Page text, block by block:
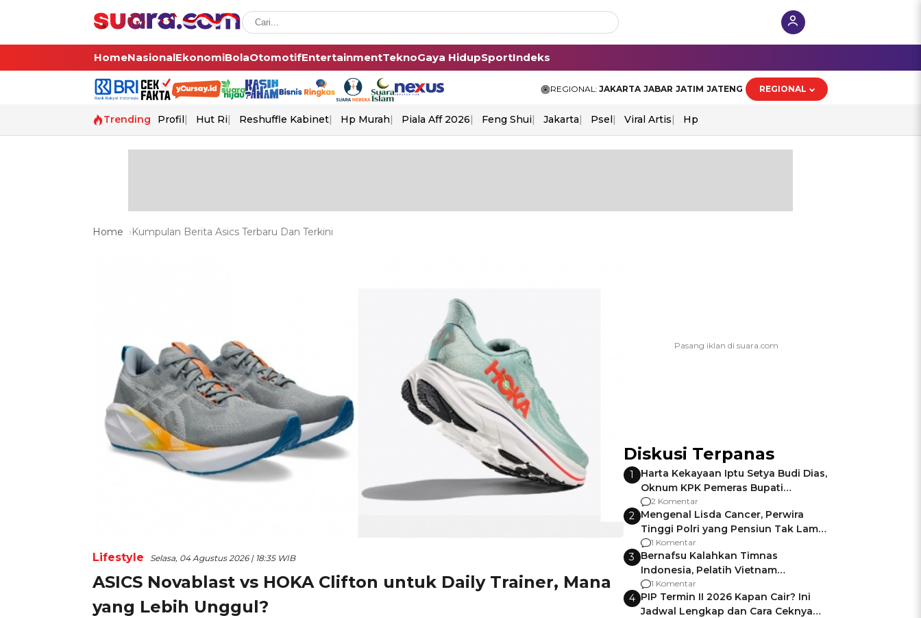
HomeNasionalEkonomiBolaOtomotifEntertainmentTeknoGaya HidupSportIndeks
REGIONAL: JAKARTA JABAR JATIM JATENG REGIONAL
Trending Profil Hut Ri Reshuffle Kabinet Hp Murah Piala Aff 2026 Feng Shui Jakarta Psel Viral Artis Hp
Home Kumpulan Berita Asics Terbaru Dan Terkini
Lifestyle Selasa, 04 Agustus 2026 | 18:35 WIB
ASICS Novablast vs HOKA Clifton untuk Daily Trainer, Mana
yang Lebih Unggul?
Diskusi Terpanas
1
Harta Kekayaan Iptu Setya Budi Dias,
Oknum KPK Pemeras Bupati
Pemalang
2 Komentar
2 Mengenal Lisda Cancer, Perwira
Tinggi Polri yang Pensiun Tak Lama
Usai Jadi Brigjen
1 Komentar
3 Bernafsu Kalahkan Timnas
Indonesia, Pelatih Vietnam
Berencana Pakai Jimat di Pakansari
1 Komentar
4 PIP Termin II 2026 Kapan Cair? Ini
Jadwal Lengkap dan Cara Ceknya